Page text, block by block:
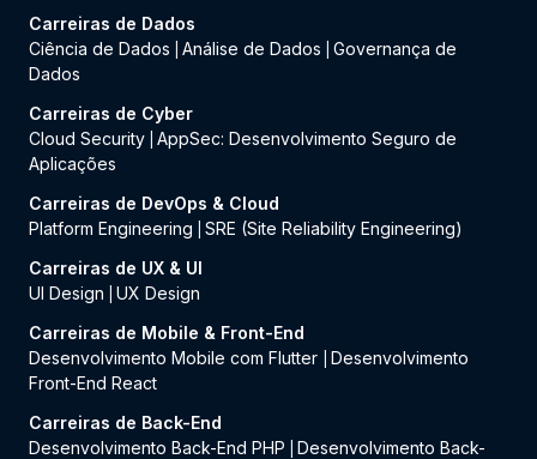
Carreiras de Dados
Ciência de Dados
Análise de Dados
Governança de
Dados
Carreiras de Cyber
Cloud Security AppSec: Desenvolvimento Seguro de
Aplicações
Carreiras de DevOps & Cloud
Platform Engineering
SRE (Site Reliability Engineering)
Carreiras de UX & UI
UI Design
UX Design
Carreiras de Mobile & Front-End
Desenvolvimento Mobile com Flutter
Desenvolvimento
Front-End React
Carreiras de Back-End
Desenvolvimento Back-End PHP
Desenvolvimento Back-